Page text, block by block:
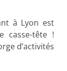
à Lyon est
casse-tête !
d’activités